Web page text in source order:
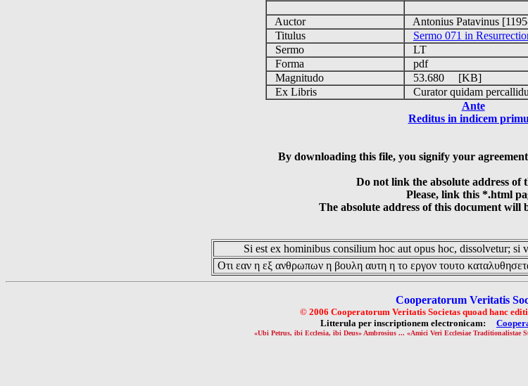
Auctor
Antonius Patavinus
Titulus
Sermo 071 in
Sermo
LT
Forma
pdf
Magnitudo
53.680 [KB]
Ex Libris
Curator quidam
Ante
Reditus in indicem
By downloading this file, you signify your
Do not link the absolute address of
Please, link this *.html
The absolute address of this document will
Si est ex hominibus consilium hoc aut opus hoc, dissolvetur; si
Οτι εαν η εξ ανθρωπων η βουλη αυτη η το εργον τουτο
Cooperatorum Veritatis
© 2006 Cooperatorum Veritatis Societas quoad hanc
Litterula per inscriptionem electronicam:
«Ubi Petrus, ibi Ecclesia, ibi Deus» Ambrosius ... «Amici Veri Ecclesiae Traditionalistae